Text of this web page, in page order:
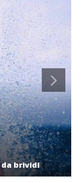
brividi